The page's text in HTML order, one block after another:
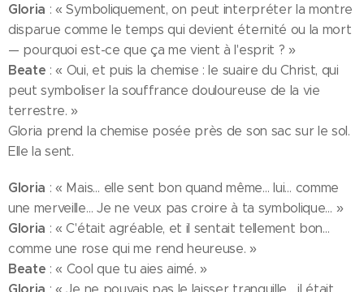
Gloria : « Symboliquement, on peut interpréter la montre
disparue comme le temps qui devient éternité ou la mort
— pourquoi est-ce que ça me vient à l'esprit ? »
Beate : « Oui, et puis la chemise : le suaire du Christ, qui
peut symboliser la souffrance douloureuse de la vie
terrestre. »
Gloria prend la chemise posée près de son sac sur le sol.
Elle la sent.
Gloria : « Mais… elle sent bon quand même… lui… comme
une merveille… Je ne veux pas croire à ta symbolique… »
Gloria : « C'était agréable, et il sentait tellement bon…
comme une rose qui me rend heureuse. »
Beate : « Cool que tu aies aimé. »